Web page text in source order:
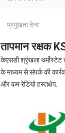
प्रमुखता देना:
तापमान रक्षक
केएसडी श्रृंखला थर्मोस्टेट
के माध्यम से संपर्क की
और कम रेडियो हस्तक्षेप.